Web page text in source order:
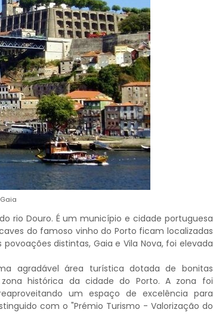
rio Douro. É um município e cidade portuguesa
do famoso vinho do Porto ficam localizadas
distintas, Gaia e Vila Nova, foi elevada
agradável área turística dotada de bonitas
histórica da cidade do Porto. A zona foi
um espaço de excelência para
com o "Prémio Turismo - Valorização do